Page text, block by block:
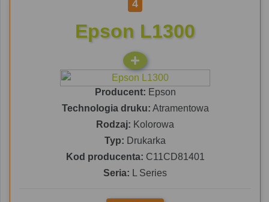
4
Epson L1300
Producent: Epson
Technologia druku: Atramentowa
Rodzaj: Kolorowa
Typ: Drukarka
Kod producenta: C11CD81401
Seria: L Series